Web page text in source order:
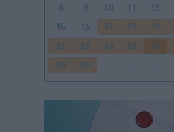
8
9 10 11 12
15
16 17 18 19
22
23 24 25 26
29
30